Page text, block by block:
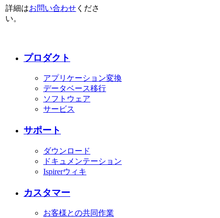
詳細はお問い合わせ くださ
い。
プロダクト
アプリケーション変換
データベース移行
ソフトウェア
サービス
サポート
ダウンロード
ドキュメンテーション
Ispirerウィキ
カスタマー
お客様との共同作業